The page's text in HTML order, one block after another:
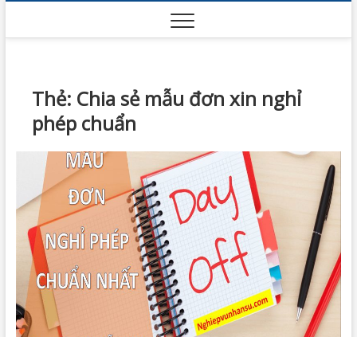
content
Thẻ: Chia sẻ mẫu đơn xin nghỉ
phép chuẩn